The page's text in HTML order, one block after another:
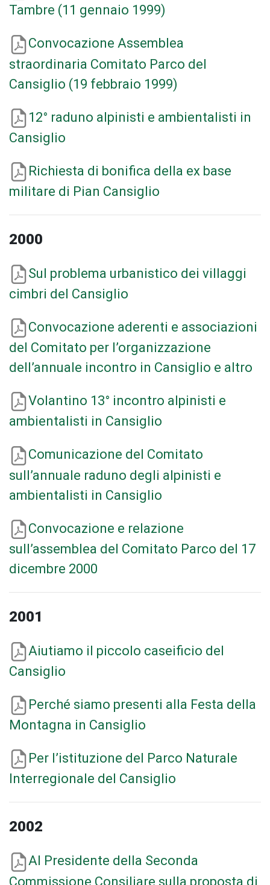
Tambre (11 gennaio 1999)
Convocazione Assemblea
straordinaria Comitato Parco del
Cansiglio (19 febbraio 1999)
12° raduno alpinisti e ambientalisti in
Cansiglio
Richiesta di bonifica della ex base
militare di Pian Cansiglio
2000
Sul problema urbanistico dei villaggi
cimbri del Cansiglio
Convocazione aderenti e associazioni
del Comitato per l’organizzazione
dell’annuale incontro in Cansiglio e altro
Volantino 13° incontro alpinisti e
ambientalisti in Cansiglio
Comunicazione del Comitato
sull’annuale raduno degli alpinisti e
ambientalisti in Cansiglio
Convocazione e relazione
sull’assemblea del Comitato Parco del 17
dicembre 2000
2001
Aiutiamo il piccolo caseificio del
Cansiglio
Perché siamo presenti alla Festa della
Montagna in Cansiglio
Per l’istituzione del Parco Naturale
Interregionale del Cansiglio
2002
Al Presidente della Seconda
Commissione Consiliare sulla proposta di